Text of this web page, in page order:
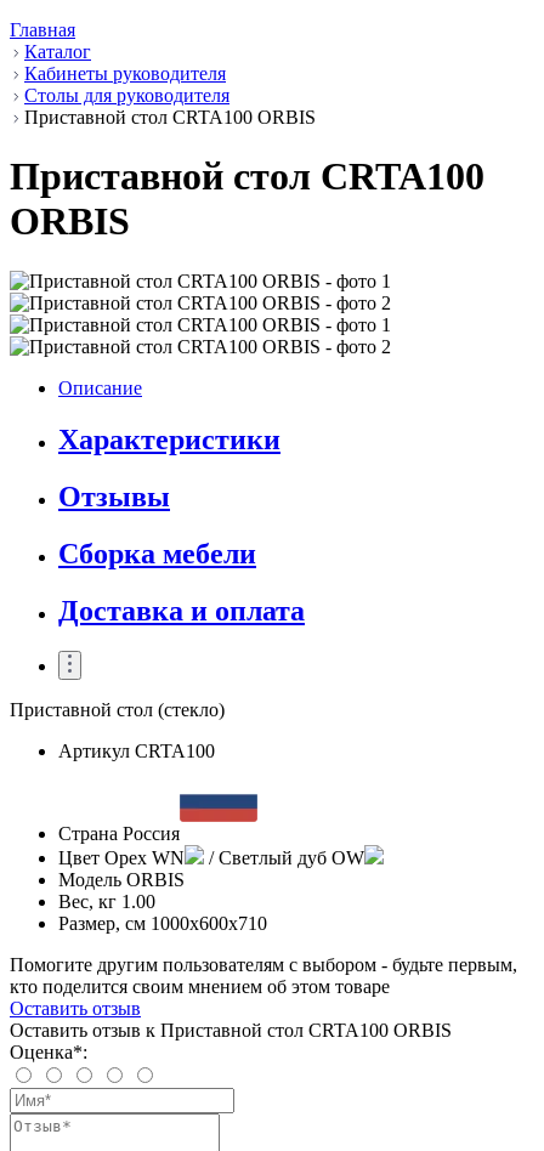
Главная
Каталог
Кабинеты руководителя
Столы для руководителя
Приставной стол CRTA100 ORBIS
Приставной стол CRTA100
ORBIS
Описание
Характеристики
Отзывы
Сборка мебели
Доставка и оплата
Приставной стол (стекло)
Артикул CRTA100
Страна Россия
Цвет Орех WN
/ Светлый дуб OW
Модель ORBIS
Вес, кг 1.00
Размер, см 1000х600х710
Помогите другим пользователям с выбором - будьте первым,
кто поделится своим мнением об этом товаре
Оставить отзыв
Оставить отзыв к Приставной стол CRTA100 ORBIS
Оценка*: